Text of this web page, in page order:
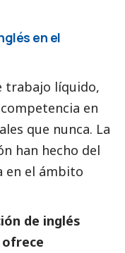
en el
trabajo líquido,
en
que nunca. La
han hecho del
en el ámbito
de inglés